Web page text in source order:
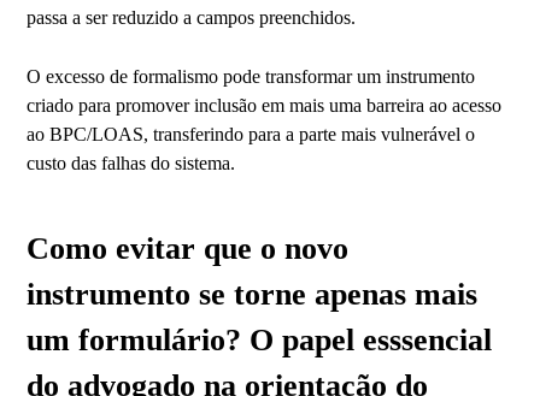
passa a ser reduzido a campos preenchidos.
O excesso de formalismo pode transformar um instrumento
criado para promover inclusão em mais uma barreira ao acesso
ao BPC/LOAS, transferindo para a parte mais vulnerável o
custo das falhas do sistema.
Como evitar que o novo
instrumento se torne apenas mais
um formulário? O papel esssencial
do advogado na orientação do